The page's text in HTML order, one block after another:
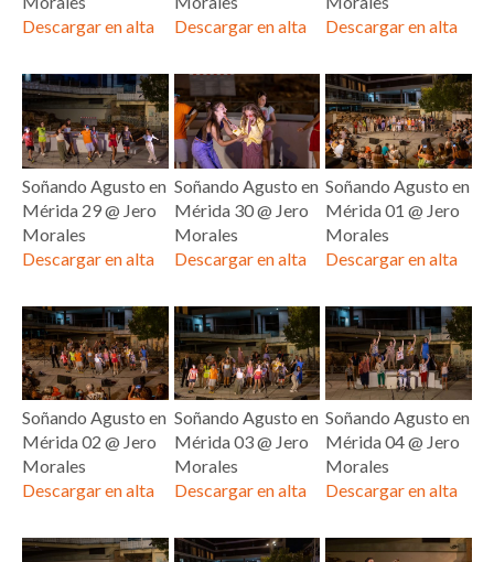
Descargar en alta
Descargar en alta
Descargar en alta
Soñando Agusto en
Mérida 29 @ Jero
Morales
Descargar en alta
Soñando Agusto en
Mérida 30 @ Jero
Morales
Descargar en alta
Soñando Agusto en
Mérida 01 @ Jero
Morales
Descargar en alta
Soñando Agusto en
Mérida 02 @ Jero
Morales
Descargar en alta
Soñando Agusto en
Mérida 03 @ Jero
Morales
Descargar en alta
Soñando Agusto en
Mérida 04 @ Jero
Morales
Descargar en alta